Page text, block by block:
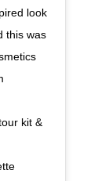
look
this was
kit &